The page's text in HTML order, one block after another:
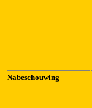
Nabeschouwing